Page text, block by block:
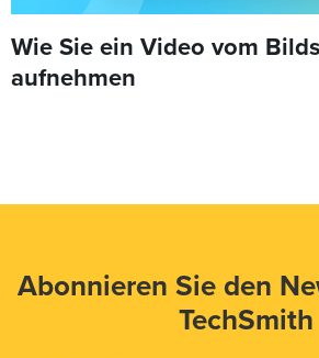
Wie Sie ein Video vom
aufnehmen
Abonnieren Sie den
TechSmith